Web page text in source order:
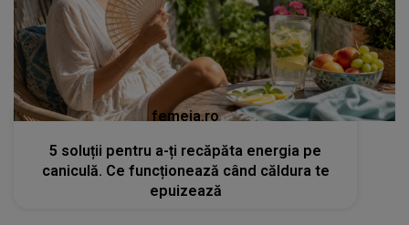
femeia.ro
5 soluții pentru a-ți recăpăta energia pe
caniculă. Ce funcționează când căldura te
epuizează